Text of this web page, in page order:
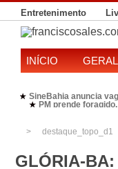
Entretenimento
INÍCIO GERAL
emprego para Paulo
★ PM prende
destaque_topo_d1
GLÓRIA-